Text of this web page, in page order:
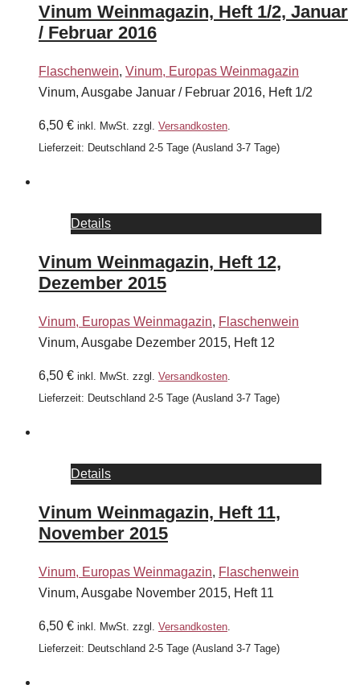
Vinum Weinmagazin, Heft 1/2, Januar
/ Februar 2016
Flaschenwein, Vinum, Europas Weinmagazin
Vinum, Ausgabe Januar / Februar 2016, Heft 1/2
6,50 € inkl. MwSt. zzgl. Versandkosten
Lieferzeit: Deutschland 2-5 Tage (Ausland 3-7 Tage)
Details
Vinum Weinmagazin, Heft 12,
Dezember 2015
Vinum, Europas Weinmagazin, Flaschenwein
Vinum, Ausgabe Dezember 2015, Heft 12
6,50 € inkl. MwSt. zzgl. Versandkosten
Lieferzeit: Deutschland 2-5 Tage (Ausland 3-7 Tage)
Details
Vinum Weinmagazin, Heft 11,
November 2015
Vinum, Europas Weinmagazin, Flaschenwein
Vinum, Ausgabe November 2015, Heft 11
6,50 € inkl. MwSt. zzgl. Versandkosten
Lieferzeit: Deutschland 2-5 Tage (Ausland 3-7 Tage)